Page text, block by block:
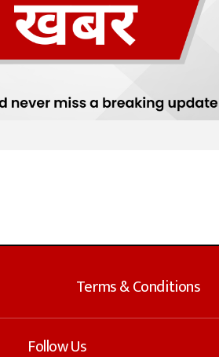
Terms & Conditions
Follow Us